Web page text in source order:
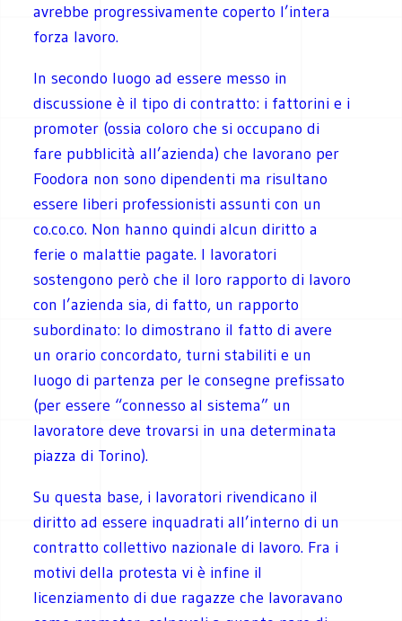
avrebbe progressivamente coperto l’intera
forza lavoro.
In secondo luogo ad essere messo in
discussione è il tipo di contratto: i fattorini e i
promoter (ossia coloro che si occupano di
fare pubblicità all’azienda) che lavorano per
Foodora non sono dipendenti ma risultano
essere liberi professionisti assunti con un
co.co.co. Non hanno quindi alcun diritto a
ferie o malattie pagate. I lavoratori
sostengono però che il loro rapporto di lavoro
con l’azienda sia, di fatto, un rapporto
subordinato: lo dimostrano il fatto di avere
un orario concordato, turni stabiliti e un
luogo di partenza per le consegne prefissato
(per essere “connesso al sistema” un
lavoratore deve trovarsi in una determinata
piazza di Torino).
Su questa base, i lavoratori rivendicano il
diritto ad essere inquadrati all’interno di un
contratto collettivo nazionale di lavoro. Fra i
motivi della protesta vi è infine il
licenziamento di due ragazze che lavoravano